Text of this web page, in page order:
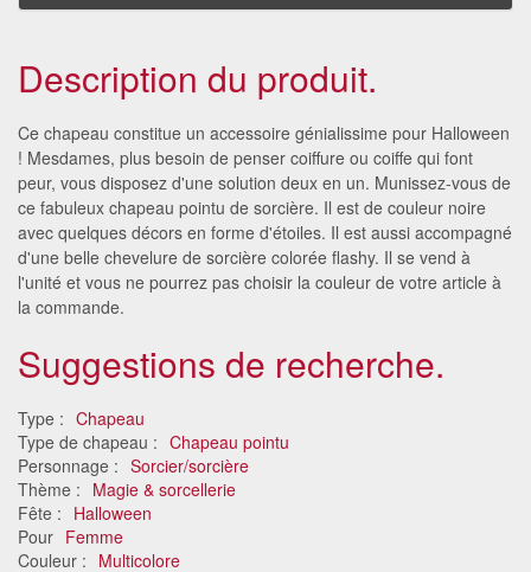
Description du produit.
Ce chapeau constitue un accessoire génialissime pour Halloween
! Mesdames, plus besoin de penser coiffure ou coiffe qui font
peur, vous disposez d'une solution deux en un. Munissez-vous de
ce fabuleux chapeau pointu de sorcière. Il est de couleur noire
avec quelques décors en forme d'étoiles. Il est aussi accompagné
d'une belle chevelure de sorcière colorée flashy. Il se vend à
l'unité et vous ne pourrez pas choisir la couleur de votre article à
la commande.
Suggestions de recherche.
Type : Chapeau
Type de chapeau : Chapeau pointu
Personnage : Sorcier/sorcière
Thème : Magie & sorcellerie
Fête : Halloween
Pour Femme
Couleur : Multicolore